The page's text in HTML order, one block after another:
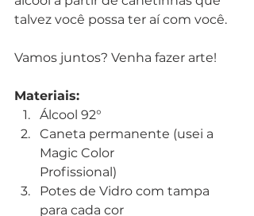
talvez você possa ter aí com você.
Vamos juntos? Venha fazer arte!
Materiais:
Álcool 92°
Caneta permanente (usei a
Magic Color
Profissional)
Potes de Vidro com tampa
para cada cor